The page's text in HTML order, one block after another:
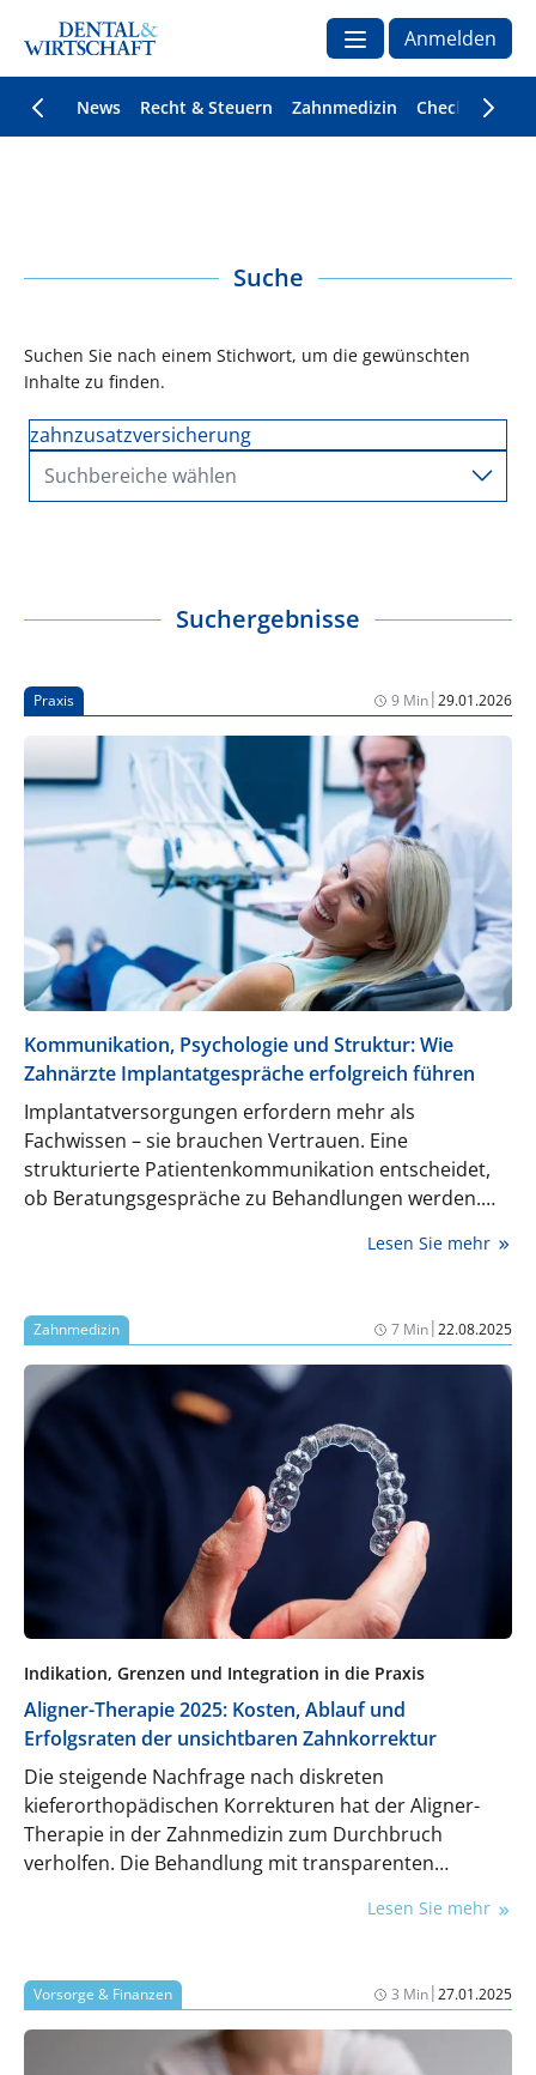
Anmelden
News Recht & Steuern Zahnmedizin Checklisten
Suche
Suchen Sie nach einem Stichwort, um die gewünschten
Inhalte zu finden.
Suchergebnisse
Praxis 9 Min|29.01.2026
Kommunikation, Psychologie und Struktur: Wie
Zahnärzte Implantatgespräche erfolgreich führen
Implantatversorgungen erfordern mehr als
Fachwissen – sie brauchen Vertrauen. Eine
strukturierte Patientenkommunikation entscheidet,
ob Beratungsgespräche zu Behandlungen werden.
Facetten von Kommunikationsstrategien und die
Lesen Sie mehr
Zahnmedizin 7 Min|22.08.2025
Indikation, Grenzen und Integration in die Praxis
Aligner-Therapie 2025: Kosten, Ablauf und
Erfolgsraten der unsichtbaren Zahnkorrektur
Die steigende Nachfrage nach diskreten
kieferorthopädischen Korrekturen hat der Aligner-
Therapie in der Zahnmedizin zum Durchbruch
verholfen. Die Behandlung mit transparenten
Verfahren zur Behandlung leichter bis moderater
Fallplanung und Patientencompliance stimmen. Der
folgende Fachartikel beleuchtet die klinischen
Einsatzmöglichkeiten, Limitationen sowie die
technischen und wirtschaftlichen
Lesen Sie mehr
Vorsorge & Finanzen 3 Min|27.01.2025